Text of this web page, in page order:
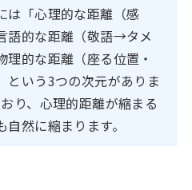
は「心理的な距離（感
語的な距離（敬語→タメ
的な距離（座る位置・
という3つの次元がありま
り、心理的距離が縮まる
然に縮まります。